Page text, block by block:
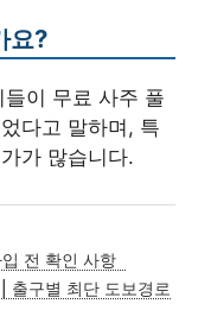
요?
이 무료 사주 풀
다고 말하며, 특
가 많습니다.
전 확인 사항
출구별 최단 도보경로